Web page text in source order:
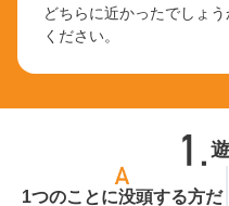
どちらに近かったでしょ
ください。
1つのことに没頭する方だ